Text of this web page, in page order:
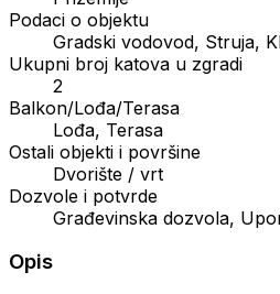
Podaci o objektu
Gradski vodovod, Struja,
Ukupni broj katova u zgradi
2
Balkon/Lođa/Terasa
Lođa, Terasa
Ostali objekti i površine
Dvorište / vrt
Dozvole i potvrde
Građevinska dozvola,
Opis